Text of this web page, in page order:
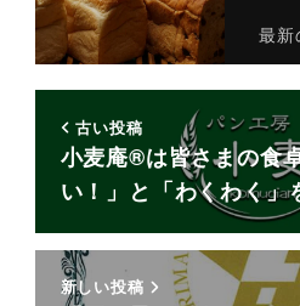
最新
古い投稿
小麦庵®は皆さまの食
い！」と「わくわく
新しい投稿